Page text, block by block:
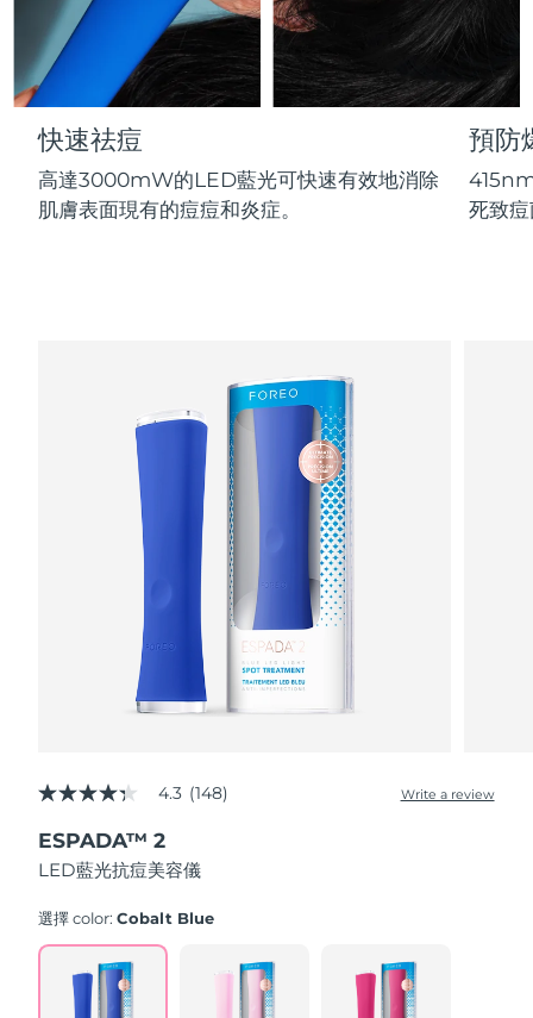
快速祛痘
高達3000mW的LED藍光可快速有效地消除
肌膚表面現有的痘痘和炎症。
預防
死致
4.3
of
5
stars,
rating
Read
Reviews.
Same
4.3 (148) Write a review
ESPADA™ 2
LED藍光抗痘美容儀
選擇 color:Cobalt Blue
FAQ™產品
All anti-aging treatments
FAQ™產品
All LED treatments
FAQ™ products
All toning treatments
PEACH™ 2
IPL hair removal
PEACH™ 2 go
Travel-friendly IPL hair removal
LUNA™ 4 body
Massaging body brush
SUPERCHARGED™ serum
Firming body serum
痘肌護理
ESPADA™ 2 plus
Recurring acne LED therapy
ESPADA™ 2
Acne treatment device
ESPADA™ 設備
All acne treatment devices
眼部護理
BEAR™ 2 eyes & lips
Microcurrent line smoothing device
IRIS™ 2
Rejuvenating eye massager
眼部護理設備
All revitalizing eye massagers
毛孔護理
KIWI™ derma
KIWI™ 皮肤护理
Advanced pore care essentials
護發
LUNA™ 4 hair
LUNA™ Dual-Peptide Scalp
Serum
For healthy hair
NEW
Dual LED + sonic device & 18% PAP gel
issa™ Teeth Whitening Gel
18% PAP
男士
直布羅陀 預計送達日期১২/৮/২৬
希臘 預計送達日期৮/৮/২৬
中國香港特別行政區 ৯/৮/২৬
匈牙利 ৮/৮/২৬
預計送達日期
預計送達日期
預計送達日期
黎巴嫩
盧森堡 預計送達日期